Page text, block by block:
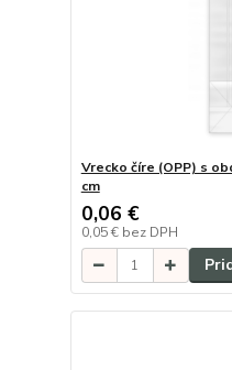
Vrecko číre (OPP) s
cm
0,06 €
0,05 € bez DPH